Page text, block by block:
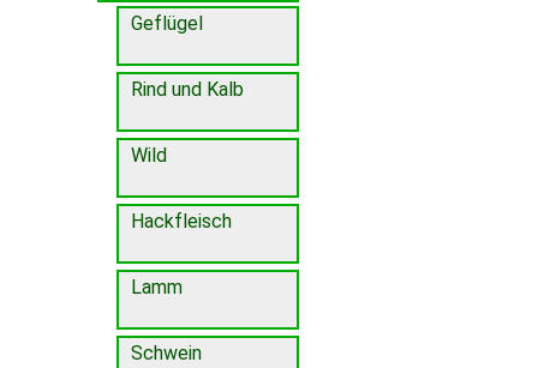
Geflügel
Rind und Kalb
Wild
Hackfleisch
Lamm
Schwein